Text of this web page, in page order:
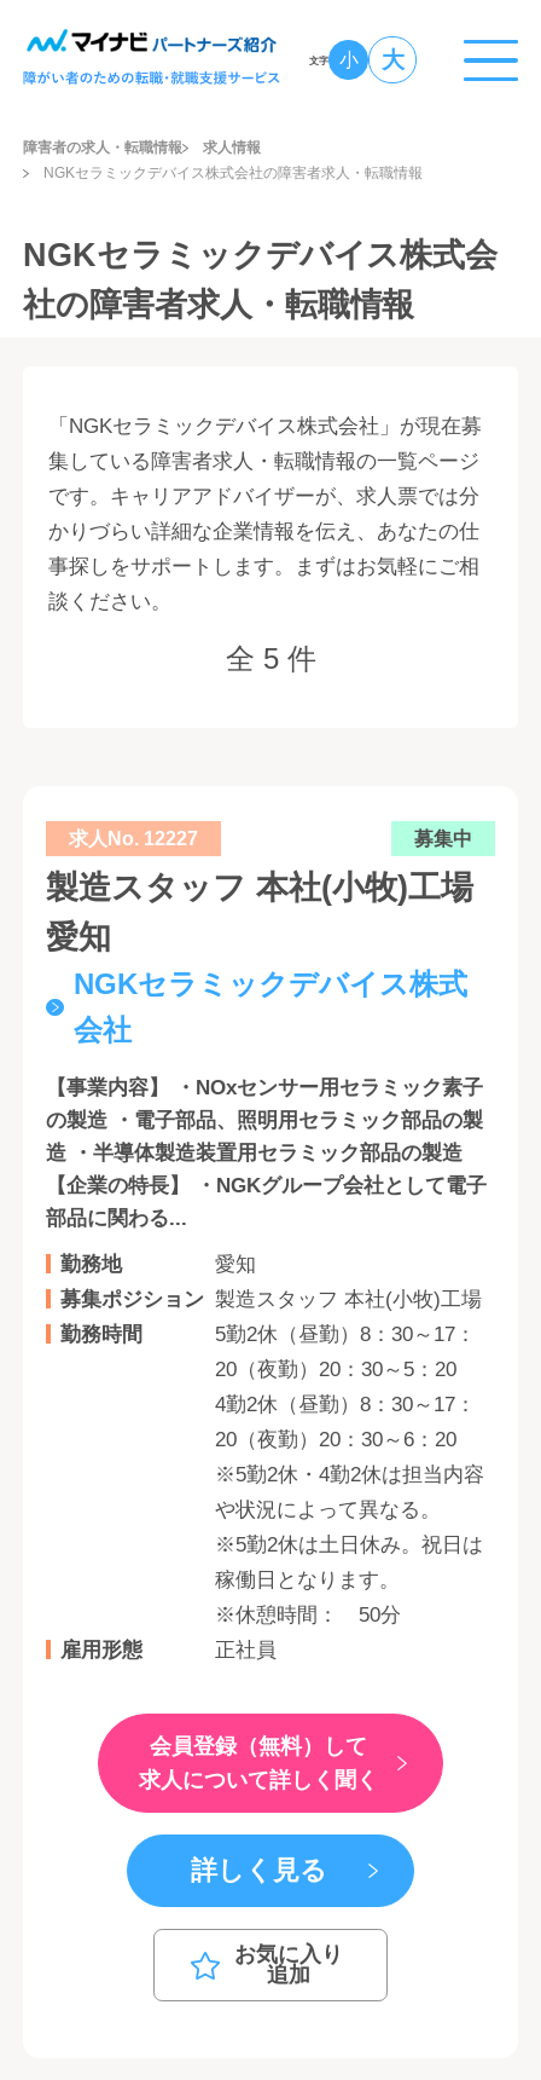
文字 小 大
障害者の求人・転職情報
求人情報
NGKセラミックデバイス株式会社の障害者求人・転職情報
NGKセラミックデバイス株式会
社の障害者求人・転職情報
「NGKセラミックデバイス株式会社」が現在募
集している障害者求人・転職情報の一覧ページ
です。キャリアアドバイザーが、求人票では分
かりづらい詳細な企業情報を伝え、あなたの仕
事探しをサポートします。まずはお気軽にご相
談ください。
全 5 件
求人No. 12227 募集中
製造スタッフ 本社(小牧)工場
愛知
NGKセラミックデバイス株式
会社
【事業内容】 ・NOxセンサー用セラミック素子
の製造 ・電子部品、照明用セラミック部品の製
造 ・半導体製造装置用セラミック部品の製造
【企業の特長】 ・NGKグループ会社として電子
部品に関わる...
勤務地
愛知
募集ポジション 製造スタッフ 本社(小牧)工場
勤務時間
5勤2休（昼勤）8：30～17：
20（夜勤）20：30～5：20
4勤2休（昼勤）8：30～17：
20（夜勤）20：30～6：20
※5勤2休・4勤2休は担当内容
や状況によって異なる。
※5勤2休は土日休み。祝日は
稼働日となります。
※休憩時間： 50分
雇用形態
正社員
会員登録（無料）して
求人について詳しく聞く
詳しく見る
お気に入り
追加